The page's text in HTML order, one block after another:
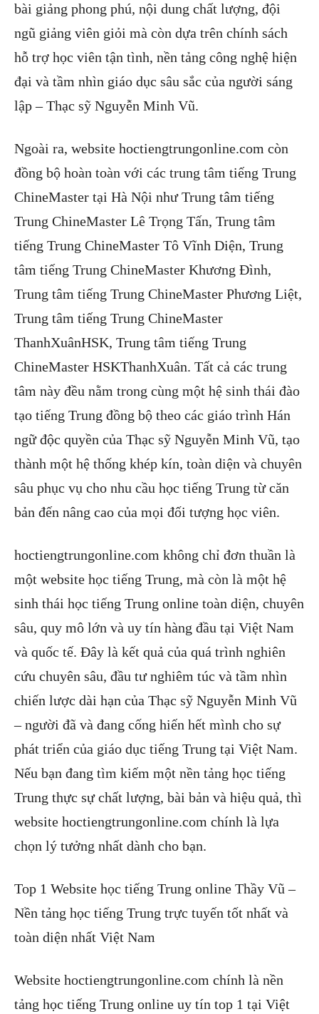
bài giảng phong phú, nội dung chất lượng, đội
ngũ giảng viên giỏi mà còn dựa trên chính sách
hỗ trợ học viên tận tình, nền tảng công nghệ hiện
đại và tầm nhìn giáo dục sâu sắc của người sáng
lập – Thạc sỹ Nguyễn Minh Vũ.
Ngoài ra, website hoctiengtrungonline.com còn
đồng bộ hoàn toàn với các trung tâm tiếng Trung
ChineMaster tại Hà Nội như Trung tâm tiếng
Trung ChineMaster Lê Trọng Tấn, Trung tâm
tiếng Trung ChineMaster Tô Vĩnh Diện, Trung
tâm tiếng Trung ChineMaster Khương Đình,
Trung tâm tiếng Trung ChineMaster Phương Liệt,
Trung tâm tiếng Trung ChineMaster
ThanhXuânHSK, Trung tâm tiếng Trung
ChineMaster HSKThanhXuân. Tất cả các trung
tâm này đều nằm trong cùng một hệ sinh thái đào
tạo tiếng Trung đồng bộ theo các giáo trình Hán
ngữ độc quyền của Thạc sỹ Nguyễn Minh Vũ, tạo
thành một hệ thống khép kín, toàn diện và chuyên
sâu phục vụ cho nhu cầu học tiếng Trung từ căn
bản đến nâng cao của mọi đối tượng học viên.
hoctiengtrungonline.com không chỉ đơn thuần là
một website học tiếng Trung, mà còn là một hệ
sinh thái học tiếng Trung online toàn diện, chuyên
sâu, quy mô lớn và uy tín hàng đầu tại Việt Nam
và quốc tế. Đây là kết quả của quá trình nghiên
cứu chuyên sâu, đầu tư nghiêm túc và tầm nhìn
chiến lược dài hạn của Thạc sỹ Nguyễn Minh Vũ
– người đã và đang cống hiến hết mình cho sự
phát triển của giáo dục tiếng Trung tại Việt Nam.
Nếu bạn đang tìm kiếm một nền tảng học tiếng
Trung thực sự chất lượng, bài bản và hiệu quả, thì
website hoctiengtrungonline.com chính là lựa
chọn lý tưởng nhất dành cho bạn.
Top 1 Website học tiếng Trung online Thầy Vũ –
Nền tảng học tiếng Trung trực tuyến tốt nhất và
toàn diện nhất Việt Nam
Website hoctiengtrungonline.com chính là nền
tảng học tiếng Trung online uy tín top 1 tại Việt